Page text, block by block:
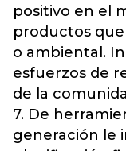
positivo en el
productos
o ambiental.
esfuerzos de
de la
7. De
generación le